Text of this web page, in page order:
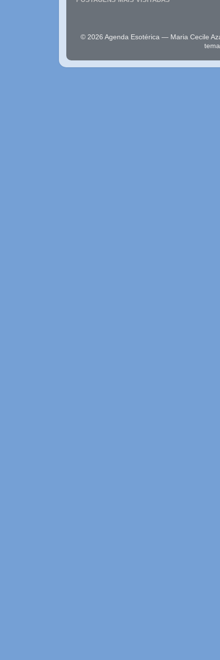
© 2026 Agenda Esotérica — Maria Cecile